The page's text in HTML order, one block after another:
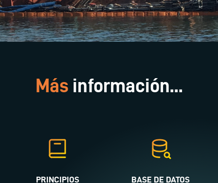
Más información...
PRINCIPIOS
BASE DE DATOS